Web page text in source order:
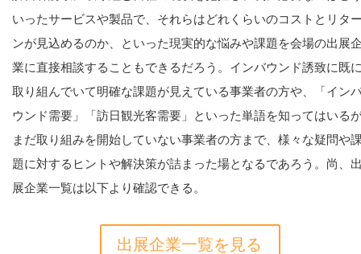
いったサービスや製品で、それらはどれくらいのコストとリタ
ンが見込めるのか、といった現実的な悩みや課題を会場の出展
業に直接相談することもできるだろう。インバウンド誘致に既
取り組んでいて明確な課題が見えている事業者の方や、「イン
ウンド需要」「訪日観光客需要」といった単語を知ってはいる
まだ取り組みを開始していない事業者の方まで、様々な疑問や
題に対するヒントや解決策が詰まった場となるであろう。尚、
展企業一覧は以下より確認できる。
出展企業一覧を見る